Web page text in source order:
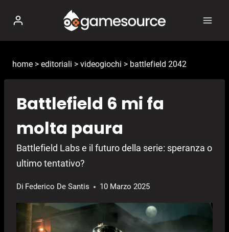
contenuto
home > editoriali > videogiochi > battlefield 2042
Battlefield 6 mi fa
molta paura
Battlefield Labs e il futuro della serie: speranza o
ultimo tentativo?
Di Federico De Santis 10 Marzo 2025